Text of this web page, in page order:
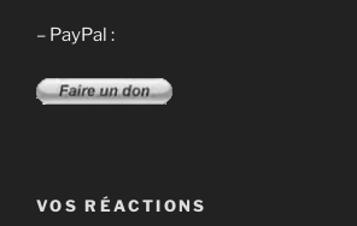
– PayPal :
VOS RÉACTIONS